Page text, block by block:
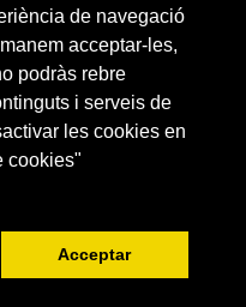
de navegació
acceptar-les,
podràs rebre
i serveis de
les cookies en
cookies"
Acceptar